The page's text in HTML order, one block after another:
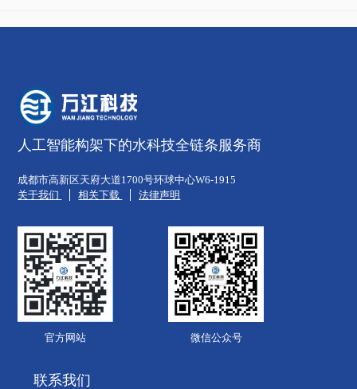
人工智能构架下的水科技全链条服务商
成都市高新区天府大道1700号环球中心W6-1915
关于我们
相关下载 法律声明
官方网站 微信公众号
联系我们